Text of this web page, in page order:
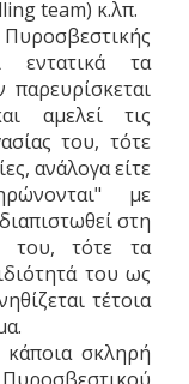
team) κ.λπ.
εντατικά τα
αμελεί τις
του, τότε
ανάλογα είτε
με
στη
του, τότε τα
του ως
τέτοια
σκληρή